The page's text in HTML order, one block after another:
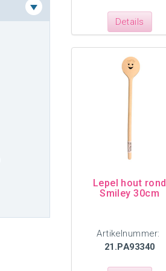
Details
Lepel hout rond
Smiley 30cm
Artikelnummer:
21.PA93340